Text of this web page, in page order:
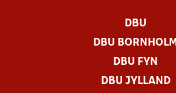
DBU
DBU BORNHOLM
DBU FYN
DBU JYLLAND